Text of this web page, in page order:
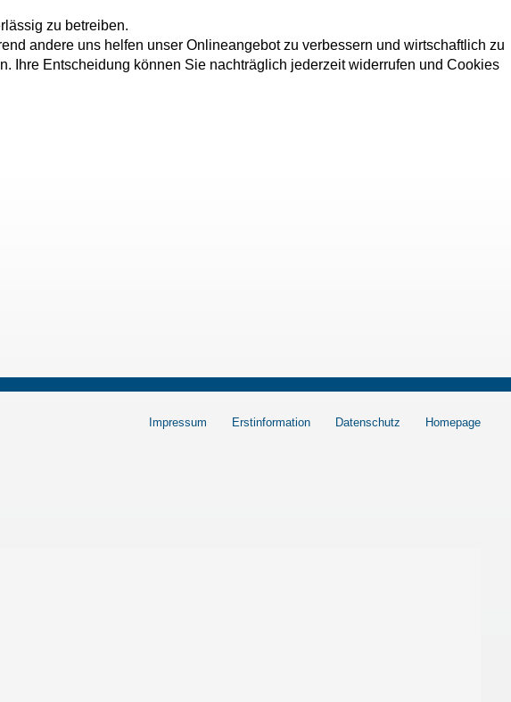
zu betreiben.
andere uns helfen unser Onlineangebot zu verbessern und wirtschaftlich zu
Ihre Entscheidung können Sie nachträglich jederzeit widerrufen und Cookies
Impressum Erstinformation Datenschutz Homepage